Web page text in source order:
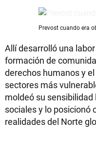
Prevost cuando era
Allí desarrolló una
formación de
derechos humanos y
sectores más
moldeó su
sociales y lo posicionó
realidades del Norte